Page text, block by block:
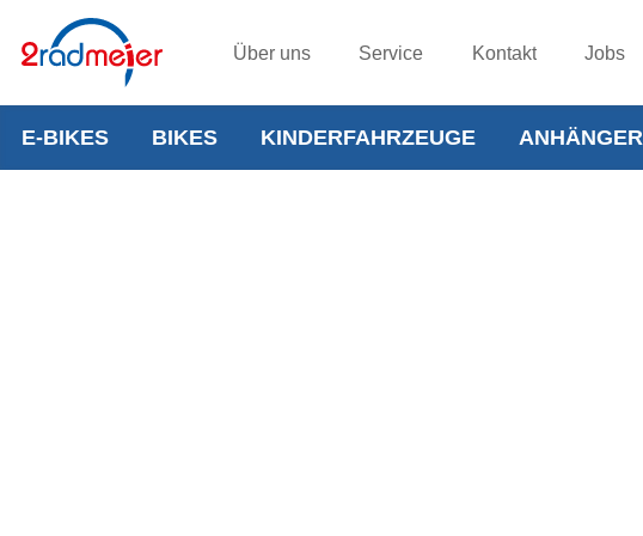
Über uns Service Kontakt Jobs
E-BIKES BIKES KINDERFAHRZEUGE ANHÄNGER